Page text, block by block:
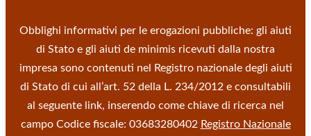
Obblighi informativi per le erogazioni pubbliche: gli aiuti
di Stato e gli aiuti de minimis ricevuti dalla nostra
impresa sono contenuti nel Registro nazionale degli aiuti
di Stato di cui all’art. 52 della L. 234/2012 e consultabili
al seguente link, inserendo come chiave di ricerca nel
campo Codice fiscale: 03683280402 Registro Nazionale